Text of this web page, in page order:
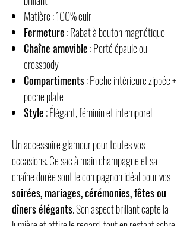
Matière: 100% cuir
Fermeture: Rabat à bouton magnétique
Chaîne amovible: Porté épaule ou
crossbody
Compartiments: Poche intérieure zippée +
poche plate
Style: Élégant, féminin et intemporel
Un accessoire glamour pour toutes vos
occasions. Ce sac à main champagne et sa
chaîne dorée sont le compagnon idéal pour vos
soirées, mariages, cérémonies, fêtes ou
dîners élégants. Son aspect brillant capte la